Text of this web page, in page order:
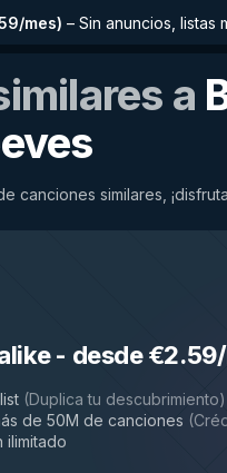
mes) – Sin anuncios, listas
a
canciones similares,
- desde
(Duplica tu descubrimiento)
de 50M de canciones (
ilimitado